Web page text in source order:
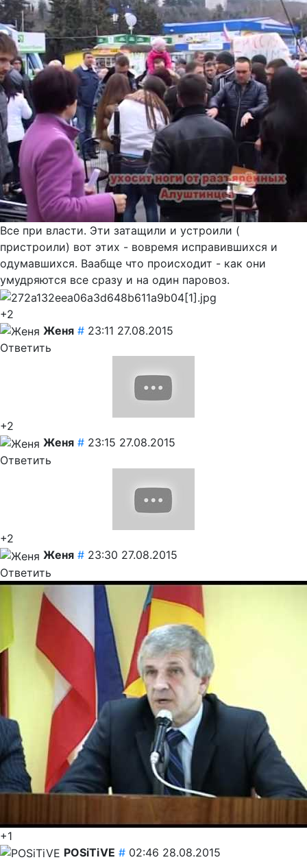
Все при власти. Эти затащили и устроили (
пристроили) вот этих - вовремя исправившихся и
одумавшихся. Ваабще что происходит - как они
умудряются все сразу и на один паровоз.
+2
Женя # 23:11 27.08.2015
Ответить
+2
Женя # 23:15 27.08.2015
Ответить
+2
Женя # 23:30 27.08.2015
Ответить
+1
POSiTiVE # 02:46 28.08.2015